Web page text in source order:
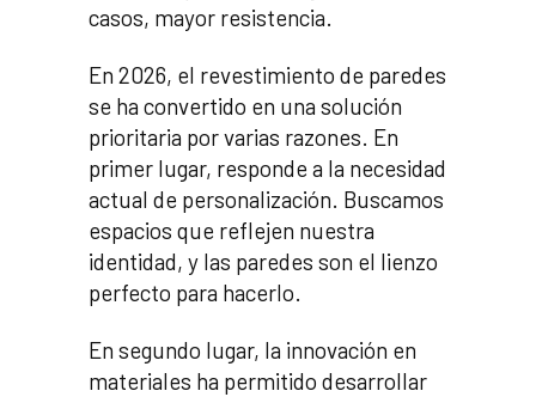
casos, mayor resistencia.
En 2026, el revestimiento de paredes
se ha convertido en una solución
prioritaria por varias razones. En
primer lugar, responde a la necesidad
actual de personalización. Buscamos
espacios que reflejen nuestra
identidad, y las paredes son el lienzo
perfecto para hacerlo.
En segundo lugar, la innovación en
materiales ha permitido desarrollar